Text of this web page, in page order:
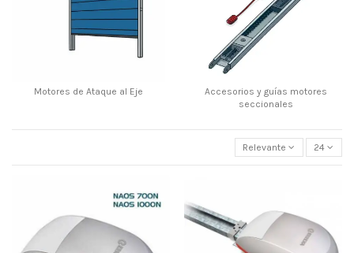
Motores de Ataque al Eje
Accesorios y guías motores
seccionales
Relevante 24